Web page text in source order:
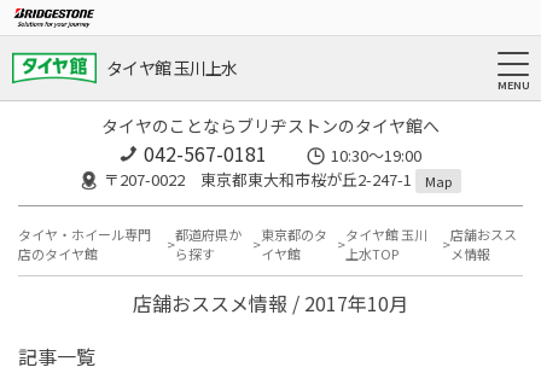
タイヤ館 玉川上水
タイヤのことならブリヂストンのタイヤ館へ
042-567-0181
10:30～19:00
〒207-0022 東京都東大和市桜が丘2-247-1
Map
タイヤ・ホイール専門
店のタイヤ館
都道府県か
ら探す
東京都のタ
イヤ館
タイヤ館 玉川
上水TOP
店舗おスス
メ情報
店舗おススメ情報 / 2017年10月
記事一覧